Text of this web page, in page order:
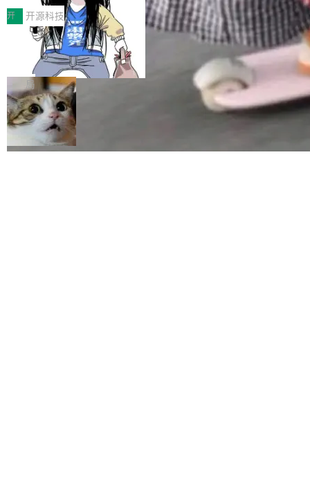
始，Token使用一目...
yals（Gemini 联合负责人，AlphaSta...
骤、编写代码。不挑模型、不挑平台，curl 一行
装完即用。 开源地址：Gitee · GitCode · GitHu
b 安装 支持 Java 8+（8~26）、macOS / Linu
x / Windows / Harmony PC。 # macOS / Linu
x / Harmony PC curl -fsSL https://solon.noea
r.org/solon...
代码仓技术解析
程实践中，代码仓是企业核心知识资产的主要载
体。企业级代码仓库通常包含数十万乃至数百万
个文件，其规模远超单次模型调用可承载的上下
文窗口。随着项目规模的持续扩张与代码历史的
不断累积，代码仓中的模块关系、接口契约、业
务逻辑等关键信息往往分散于数十乃至数百个文
件之中，形成高度复杂的知识关联网络。传统的
代码检索手段（如关键词匹配、目录遍历）仅能
在语法层面完成文本定位，难以触及代码的语义
开 开源科技
一条“删库”命令跑 17 小时，算法工程
师删光 89TB 数据只为干私活
最高人民检察院8月4日公布了一起案件：北京一
名90后算法工程师王某，为了给自己接的私活腾
服务器空间，删光了公司AI游戏部门的全部核心
数据。 王某2024年1月入职东城区某科技公司AI
短剧部门，有互联网大厂背景。在公司内部架构
调整期间，部门三次通知全员将数据从A集群迁
局